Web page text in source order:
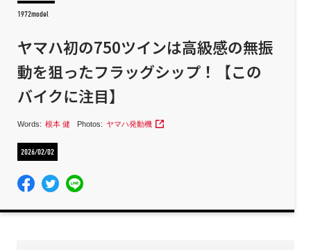
1972model
ヤマハ初の750ツインは高級感の無振
動を狙ったフラッグシップ！【この
バイクに注目】
Words: 根本 健 Photos: ヤマハ発動機
2026/02/02